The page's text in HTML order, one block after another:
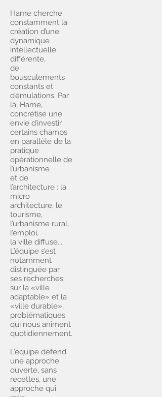
Hame cherche
constamment la
création d’une
dynamique
intellectuelle
différente,
de
bousculements
constants et
d’émulations. Par
là, Hame,
concrétise une
envie d’investir
certains champs
en parallèle de la
pratique
opérationnelle de
l’urbanisme
et de
l’architecture : la
micro
architecture, le
tourisme,
l’urbanisme rural,
l’emploi,
la ville diffuse...
L’équipe s’est
notamment
distinguée par
ses recherches
sur la «ville
adaptable» et la
«ville durable»,
problématiques
qui nous animent
quotidiennement.
L’équipe défend
une approche
ouverte, sans
recettes, une
approche qui